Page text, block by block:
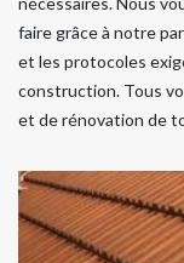
faire grâce à notre
et les protocoles
construction. Tous
et de rénovation de